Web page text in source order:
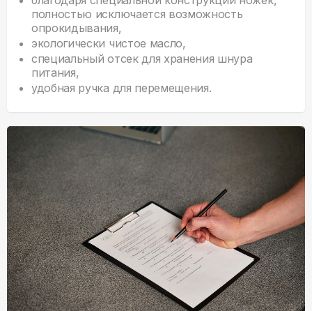
полностью исключается возможность
опрокидывания,
экологически чистое масло,
специальный отсек для хранения шнура
питания,
удобная ручка для перемещения.